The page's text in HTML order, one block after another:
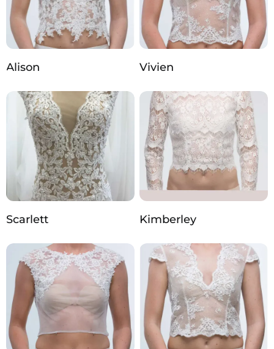
Alison Vivien
Scarlett Kimberley